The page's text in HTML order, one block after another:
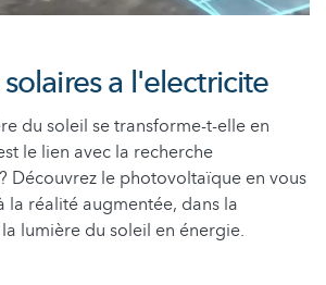
a l'electricite
du soleil se transforme-t-elle en
le lien avec la recherche
Découvrez le photovoltaïque en vous
la réalité augmentée, dans la
lumière du soleil en énergie.